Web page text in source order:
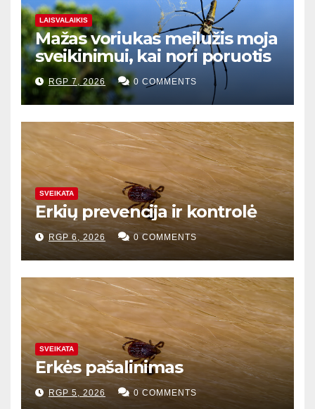
LAISVALAIKIS
Mažas voriukas meilužis moja
sveikinimui, kai nori poruotis
RGP 7, 2026 0 COMMENTS
SVEIKATA
Erkių prevencija ir kontrolė
RGP 6, 2026 0 COMMENTS
SVEIKATA
Erkės pašalinimas
RGP 5, 2026 0 COMMENTS